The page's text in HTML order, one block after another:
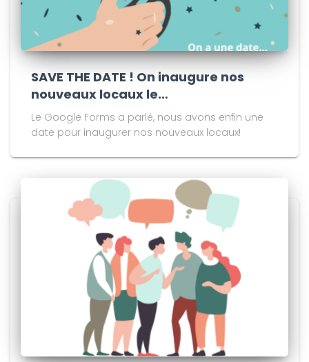
SAVE THE DATE ! On inaugure nos
nouveaux locaux le…
Le Google Forms a parlé, nous avons enfin une
date pour inaugurer nos nouveaux locaux!